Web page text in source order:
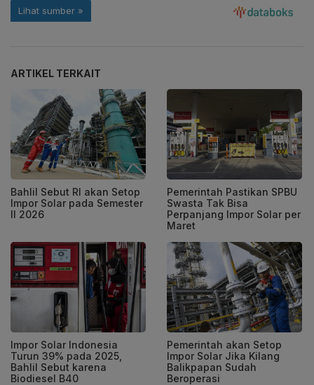
ARTIKEL TERKAIT
Bahlil Sebut RI akan Setop
Impor Solar pada Semester
II 2026
Pemerintah Pastikan SPBU
Swasta Tak Bisa
Perpanjang Impor Solar per
Maret
Impor Solar Indonesia
Turun 39% pada 2025,
Bahlil Sebut karena
Biodiesel B40
Pemerintah akan Setop
Impor Solar Jika Kilang
Balikpapan Sudah
Beroperasi